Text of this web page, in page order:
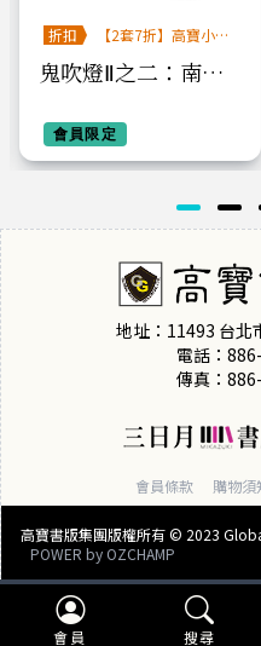
會員 搜尋
折扣
【2套7折】高寶小說
鬼吹燈Ⅱ之二：南海
書：電視劇《鬼吹燈
之南海歸墟》原著小
說，潘粵明、張雨
綺、姜超領銜主演
會員限定
地址：11493 台北
電話：
傳真：
會員條款 購物須
高寶書版集團版權所有 © 2023
POWER by OZCHAMP